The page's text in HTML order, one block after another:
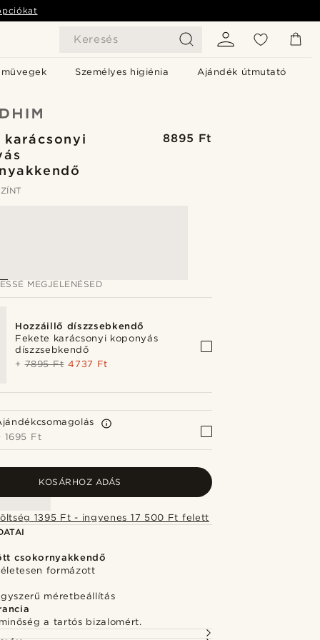
Keresés
Személyes higiénia Ajándék útmutató
karácsonyi
8895 Ft
MEGJELENÉSED
Hozzáillő díszzsebkendő
Fekete karácsonyi koponyás
díszzsebkendő
+7895 Ft 4737 Ft
1695 Ft
KOSÁRHOZ ADÁS
Szállítási költség 1395 Ft - ingyenes 17 500 Ft felett
csokornyakkendő
formázott
méretbeállítás
a tartós bizalomért.